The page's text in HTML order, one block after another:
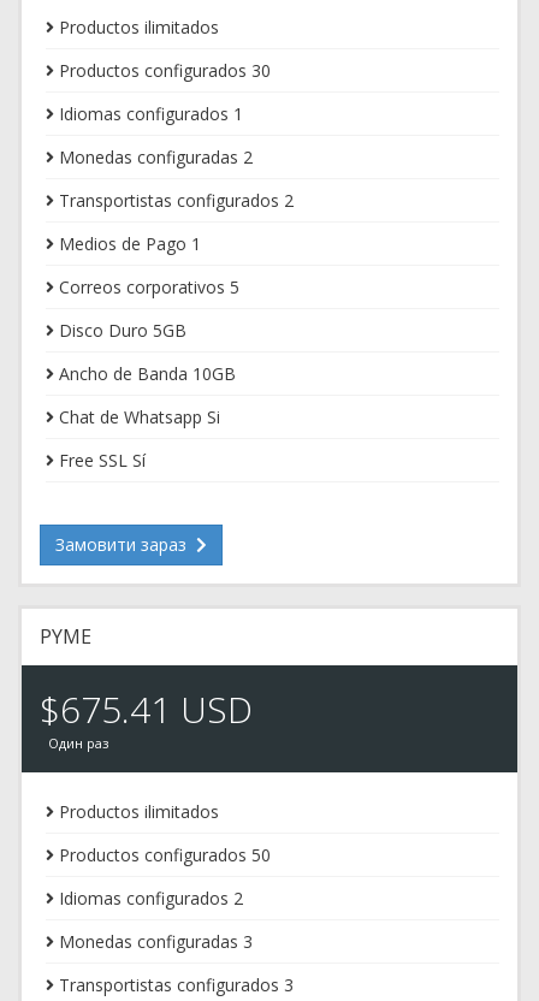
Productos ilimitados
Productos configurados 30
Idiomas configurados 1
Monedas configuradas 2
Transportistas configurados 2
Medios de Pago 1
Correos corporativos 5
Disco Duro 5GB
Ancho de Banda 10GB
Chat de Whatsapp Si
Free SSL Sí
Замовити зараз
PYME
$675.41 USD
Один раз
Productos ilimitados
Productos configurados 50
Idiomas configurados 2
Monedas configuradas 3
Transportistas configurados 3